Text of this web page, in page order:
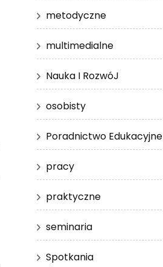
metodyczne
multimedialne
Nauka I RozwóJ
osobisty
Poradnictwo Edukacyjne
pracy
praktyczne
seminaria
Spotkania